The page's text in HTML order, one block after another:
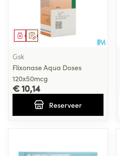
Op voorschrift
Geneesmiddel
Gsk
Flixonase Aqua Doses
120x50mcg
€ 10,14
Reserveer